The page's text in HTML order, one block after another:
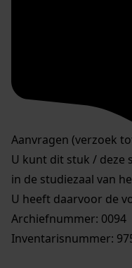
Aanvragen (verzoek
U kunt dit stuk / deze
in de studiezaal van
U heeft daarvoor de
Archiefnummer: 0094
Inventarisnummer: